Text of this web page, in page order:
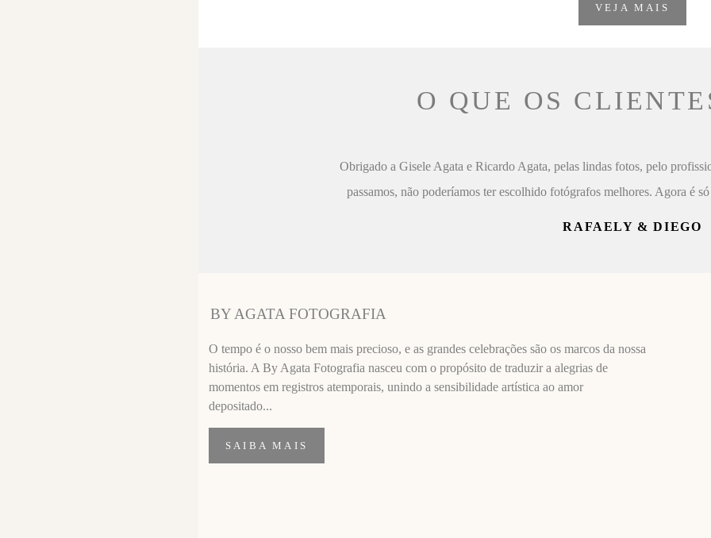
VEJA MAIS
O QUE OS
Obrigado a Gisele Agata e Ricardo Agata, pelas lindas fotos, pelo
passamos, não poderíamos ter escolhido fotógrafos melhores. Agora é
RAFAELY & DIEGO
BY AGATA FOTOGRAFIA
O tempo é o nosso bem mais precioso, e as grandes celebrações são os marcos da nossa
história. A By Agata Fotografia nasceu com o propósito de traduzir a alegrias de
momentos em registros atemporais, unindo a sensibilidade artística ao amor
depositado...
SAIBA MAIS